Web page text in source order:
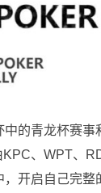
中的青龙杯赛事
、WPT、
开启自己完整